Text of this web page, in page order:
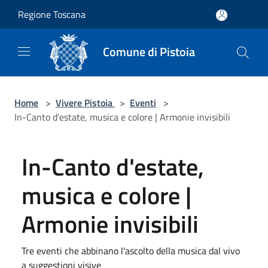
Regione Toscana
Comune di Pistoia
Home > Vivere Pistoia > Eventi >
In-Canto d'estate, musica e colore | Armonie invisibili
In-Canto d'estate,
musica e colore |
Armonie invisibili
Tre eventi che abbinano l'ascolto della musica dal vivo
a suggestioni visive